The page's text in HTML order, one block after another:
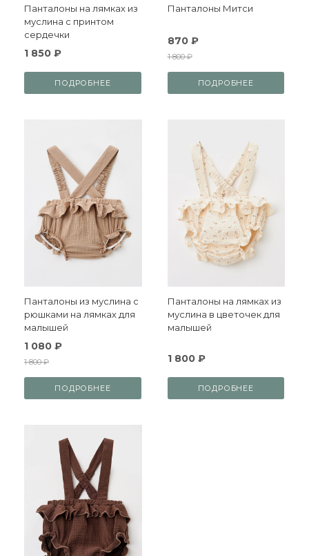
Панталоны на лямках из
муслина с принтом
сердечки
1 850 ₽
ПОДРОБНЕЕ
Панталоны Митси
870 ₽
1 800 ₽
ПОДРОБНЕЕ
Панталоны из муслина с
рюшками на лямках для
малышей
1 080 ₽
1 800 ₽
ПОДРОБНЕЕ
Панталоны на лямках из
муслина в цветочек для
малышей
1 800 ₽
ПОДРОБНЕЕ